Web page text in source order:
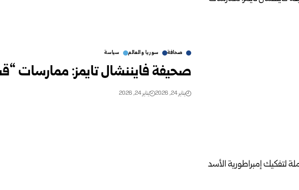
صحافة سوريا والعالم سياسة
صحيفة فايننشال تايمز: ممارسات
يناير 24, 2026 يناير 24, 2026